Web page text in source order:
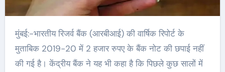
मुंबई:-भारतीय रिजर्व बैंक (आरबीआई) की वार्षिक रिपोर्ट के
मुताबिक 2019-20 में 2 हजार रुपए के बैंक नोट की छपाई नहीं
की गई है। केंद्रीय बैंक ने यह भी कहा है कि पिछले कुछ सालों में